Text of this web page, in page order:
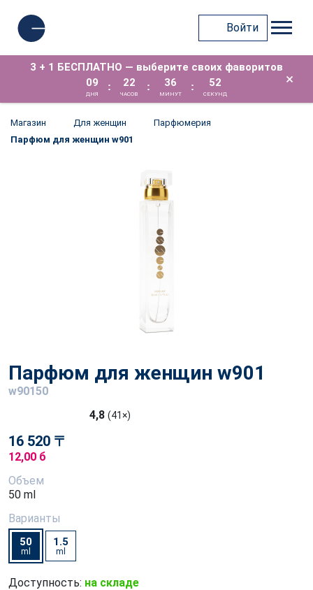
Войти
3 + 1 БЕСПЛАТНО — выберите своих фаворитов
09
ДНЯ
: 22
ЧАСОВ
: 36
МИНУТ
: 52
СЕКУНД
×
Магазин Для женщин
Парфюмерия
Парфюм для женщин w901
Парфюм для женщин w901
w90150
4,8 (41×)
16 520 〒
12,00 б
Объем
50 ml
Варианты
50
ml
1.5
ml
Доступность: на складе